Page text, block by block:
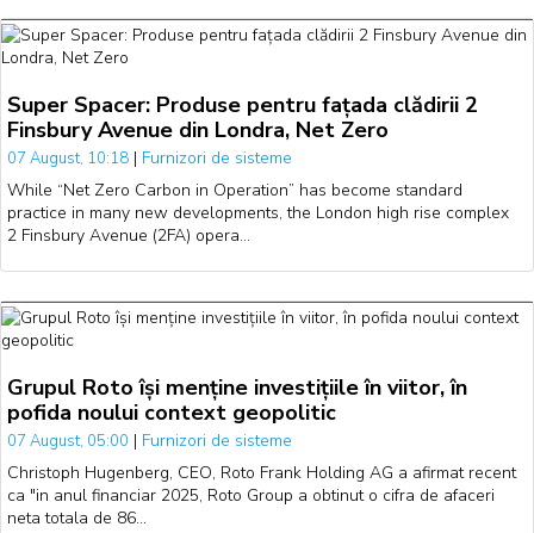
Super Spacer: Produse pentru fațada clădirii 2
Finsbury Avenue din Londra, Net Zero
07 August, 10:18 | Furnizori de sisteme
While “Net Zero Carbon in Operation” has become standard
practice in many new developments, the London high rise complex
2 Finsbury Avenue (2FA) opera…
Grupul Roto își menține investițiile în viitor, în
pofida noului context geopolitic
07 August, 05:00 | Furnizori de sisteme
Christoph Hugenberg, CEO, Roto Frank Holding AG a afirmat recent
ca "in anul financiar 2025, Roto Group a obtinut o cifra de afaceri
neta totala de 86…